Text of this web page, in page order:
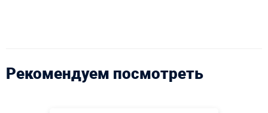
Рекомендуем посмотреть